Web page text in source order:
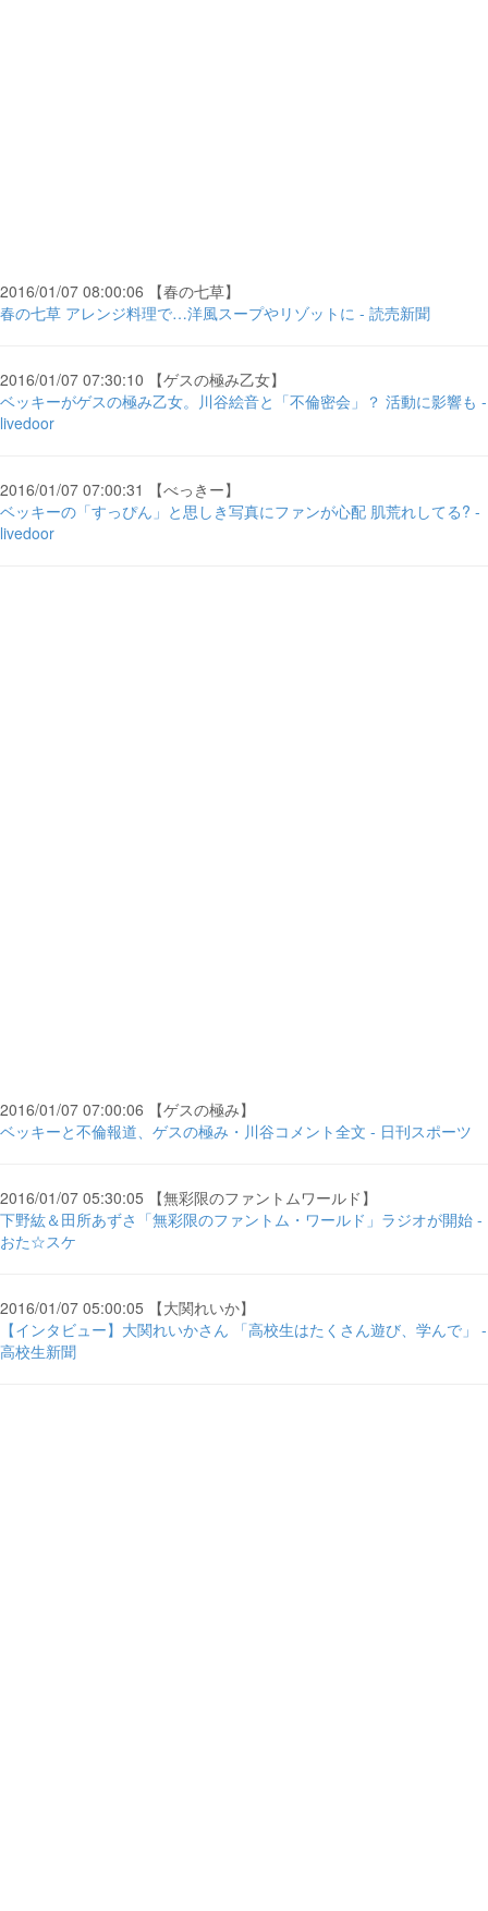
2016/01/07 08:00:06 【春の七草】
春の七草 アレンジ料理で…洋風スープやリゾットに - 読売新聞
2016/01/07 07:30:10 【ゲスの極み乙女】
ベッキーがゲスの極み乙女。川谷絵音と「不倫密会」？ 活動に影響も -
livedoor
2016/01/07 07:00:31 【べっきー】
ベッキーの「すっぴん」と思しき写真にファンが心配 肌荒れしてる? -
livedoor
2016/01/07 07:00:06 【ゲスの極み】
ベッキーと不倫報道、ゲスの極み・川谷コメント全文 - 日刊スポーツ
2016/01/07 05:30:05 【無彩限のファントムワールド】
下野紘＆田所あずさ「無彩限のファントム・ワールド」ラジオが開始 -
おた☆スケ
2016/01/07 05:00:05 【大関れいか】
【インタビュー】大関れいかさん 「高校生はたくさん遊び、学んで」 -
高校生新聞